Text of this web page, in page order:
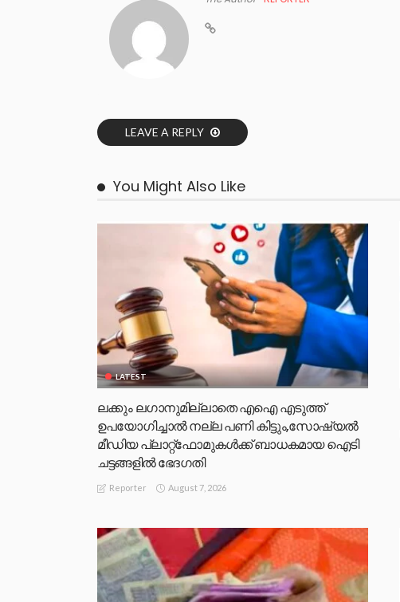
LEAVE A REPLY
You Might Also Like
LATEST
ലക്കും ലഗാനുമില്ലാതെ എഐ എടുത്ത്
ഉപയോഗിച്ചാല്‍ നല്ല പണി കിട്ടും,സോഷ്യല്‍
മീഡിയ പ്ലാറ്റ്‌ഫോമുകള്‍ക്ക് ബാധകമായ ഐടി
ചട്ടങ്ങളില്‍ ഭേദഗതി
Reporter August 7, 2026